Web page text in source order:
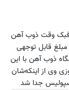
وقت ذوب آهن
قابل توجهی
ذوب آهن با این
وی از اینکه‌شان
جدا شد